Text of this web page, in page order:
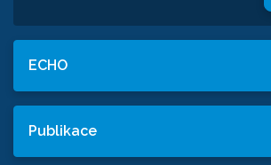
ECHO
Publikace